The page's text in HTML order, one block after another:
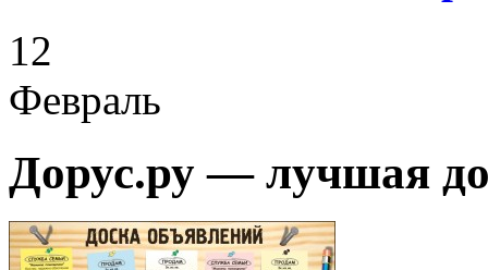
12
Февраль
Дорус.ру — лучшая